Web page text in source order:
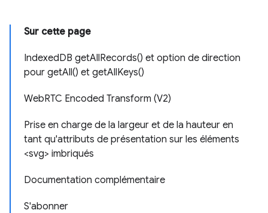
Sur cette page
IndexedDB getAllRecords() et option de direction
pour getAll() et getAllKeys()
WebRTC Encoded Transform (V2)
Prise en charge de la largeur et de la hauteur en
tant qu'attributs de présentation sur les éléments
<svg> imbriqués
Documentation complémentaire
S'abonner